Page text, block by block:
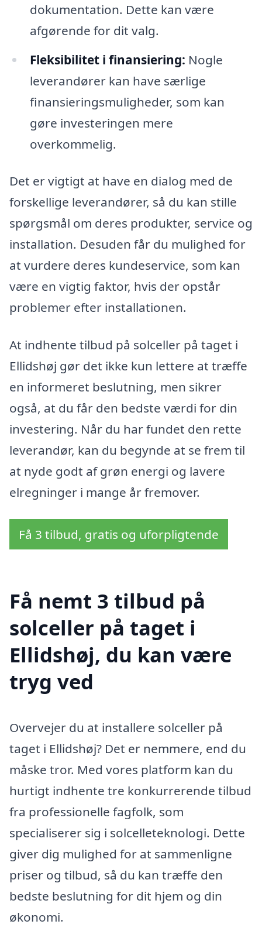
dokumentation. Dette kan være
afgørende for dit valg.
Fleksibilitet i finansiering: Nogle
leverandører kan have særlige
finansieringsmuligheder, som kan
gøre investeringen mere
overkommelig.
Det er vigtigt at have en dialog med de
forskellige leverandører, så du kan stille
spørgsmål om deres produkter, service og
installation. Desuden får du mulighed for
at vurdere deres kundeservice, som kan
være en vigtig faktor, hvis der opstår
problemer efter installationen.
At indhente tilbud på solceller på taget i
Ellidshøj gør det ikke kun lettere at træffe
en informeret beslutning, men sikrer
også, at du får den bedste værdi for din
investering. Når du har fundet den rette
leverandør, kan du begynde at se frem til
at nyde godt af grøn energi og lavere
elregninger i mange år fremover.
Få 3 tilbud, gratis og uforpligtende
Få nemt 3 tilbud på
solceller på taget i
Ellidshøj, du kan være
tryg ved
Overvejer du at installere solceller på
taget i Ellidshøj? Det er nemmere, end du
måske tror. Med vores platform kan du
hurtigt indhente tre konkurrerende tilbud
fra professionelle fagfolk, som
specialiserer sig i solcelleteknologi. Dette
giver dig mulighed for at sammenligne
priser og tilbud, så du kan træffe den
bedste beslutning for dit hjem og din
økonomi.